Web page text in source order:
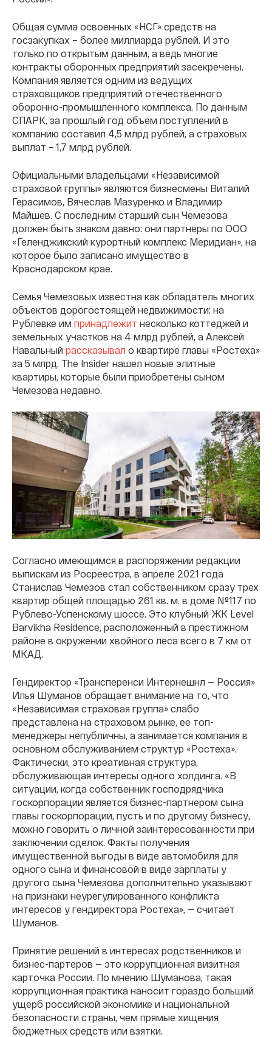
Общая сумма освоенных «НСГ» средств на
госзакупках – более миллиарда рублей. И это
только по открытым данным, а ведь многие
контракты оборонных предприятий засекречены.
Компания является одним из ведущих
страховщиков предприятий отечественного
оборонно-промышленного комплекса. По данным
СПАРК, за прошлый год объем поступлений в
компанию составил 4,5 млрд рублей, а страховых
выплат – 1,7 млрд рублей.
Официальными владельцами «Независимой
страховой группы» являются бизнесмены Виталий
Герасимов, Вячеслав Мазуренко и Владимир
Майшев. С последним старший сын Чемезова
должен быть знаком давно: они партнеры по ООО
«Геленджикский курортный комплекс Меридиан», на
которое было записано имущество в
Краснодарском крае.
Семья Чемезовых известна как обладатель многих
объектов дорогостоящей недвижимости: на
Рублевке им принадлежит несколько коттеджей и
земельных участков на 4 млрд рублей, а Алексей
Навальный рассказывал о квартире главы «Ростеха»
за 5 млрд. The Insider нашел новые элитные
квартиры, которые были приобретены сыном
Чемезова недавно.
Согласно имеющимся в распоряжении редакции
выпискам из Росреестра, в апреле 2021 года
Станислав Чемезов стал собственником сразу трех
квартир общей площадью 261 кв. м. в доме №117 по
Рублево-Успенскому шоссе. Это клубный ЖК Level
Barvikha Residence, расположенный в престижном
районе в окружении хвойного леса всего в 7 км от
МКАД.
Гендиректор «Трансперенси Интернешнл — Россия»
Илья Шуманов обращает внимание на то, что
«Независимая страховая группа» слабо
представлена на страховом рынке, ее топ-
менеджеры непубличны, а занимается компания в
основном обслуживанием структур «Ростеха».
Фактически, это креативная структура,
обслуживающая интересы одного холдинга. «В
ситуации, когда собственник господрядчика
госкорпорации является бизнес-партнером сына
главы госкорпорации, пусть и по другому бизнесу,
можно говорить о личной заинтересованности при
заключении сделок. Факты получения
имущественной выгоды в виде автомобиля для
одного сына и финансовой в виде зарплаты у
другого сына Чемезова дополнительно указывают
на признаки неурегулированного конфликта
интересов у гендиректора Ростеха», — считает
Шуманов.
Принятие решений в интересах родственников и
бизнес-партеров — это коррупционная визитная
карточка России. По мнению Шуманова, такая
коррупционная практика наносит гораздо больший
ущерб российской экономике и национальной
безопасности страны, чем прямые хищения
бюджетных средств или взятки.